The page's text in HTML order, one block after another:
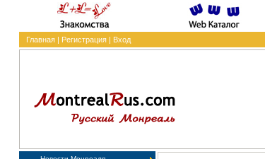
Главная| Регистрация| Вход